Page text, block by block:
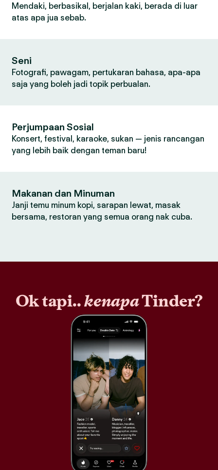
Mendaki, berbasikal, berjalan kaki, berada di luar
atas apa jua sebab.
Seni
Fotografi, pawagam, pertukaran bahasa, apa-apa
saja yang boleh jadi topik perbualan.
Perjumpaan Sosial
Konsert, festival, karaoke, sukan — jenis rancangan
yang lebih baik dengan teman baru!
Makanan dan Minuman
Janji temu minum kopi, sarapan lewat, masak
bersama, restoran yang semua orang nak cuba.
Ok tapi..kenapaTinder?